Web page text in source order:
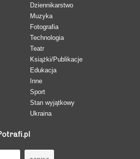
Dziennikarstwo
Muzyka
Fotografia
Technologia
Teatr
Książki/Publikacje
Edukacja
Inne
Sport
Stan wyjątkowy
Ukraina